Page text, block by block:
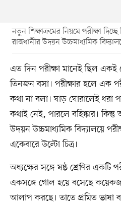
নতুন শিক্ষাক্রমের নিয়মে পরীক্ষা
রাজধানীর উদয়ন উচ্চমাধ্যমিক
এত দিন পরীক্ষা মানেই ছিল
তিনজন বসা। পরীক্ষার হলে এক
কথা না বলা। ঘাড় ঘোরালেই ধরা
কথাই নেই, পারলে বহিষ্কার।
উদয়ন উচ্চমাধ্যমিক বিদ্যালয়ে
একেবারে উল্টো চিত্র।
অধ্যক্ষের সঙ্গে ষষ্ঠ শ্রেণির একটি
একসঙ্গে গোল হয়ে বসেছে কয়েকজন
আলাপ করছে। তাতে প্রমিত ভাষা